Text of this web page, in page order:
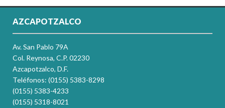
AZCAPOTZALCO
Av. San Pablo 79A
Col. Reynosa, C.P. 02230
Azcapotzalco, D.F.
Teléfonos: (0155) 5383-8298
(0155) 5383-4233
(0155) 5318-8021